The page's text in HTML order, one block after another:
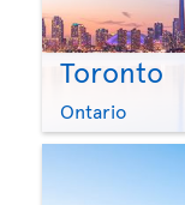
Toronto
Ontario